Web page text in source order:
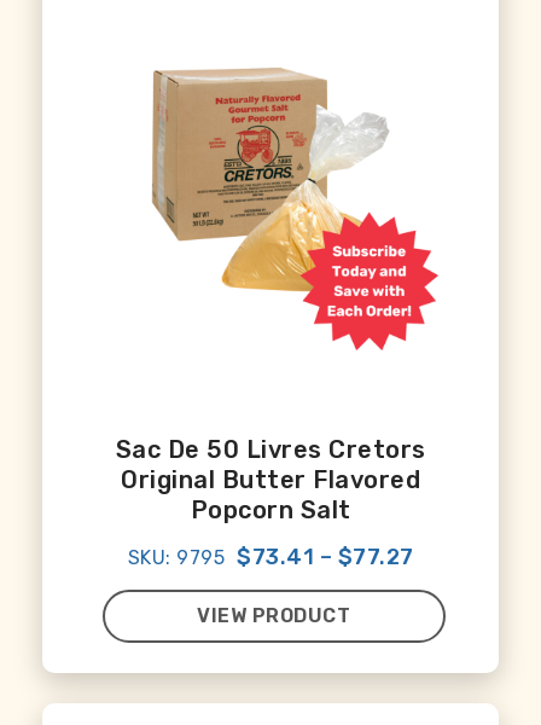
Sac De 50 Livres Cretors
Original Butter Flavored
Popcorn Salt
SKU: 9795 $73.41 – $77.27
VIEW PRODUCT